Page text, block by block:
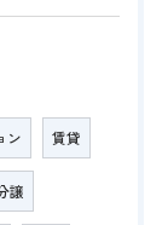
ン 賃貸
譲